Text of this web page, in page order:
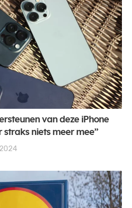
van deze iPhone
straks niets meer mee”